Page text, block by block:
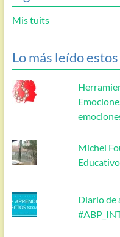
Mis tuits
Lo más leído
Michel
Educativo
Diario de